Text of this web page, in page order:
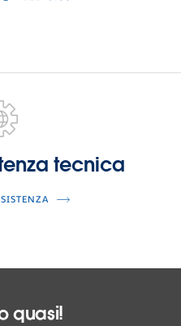
tecnica
quasi!